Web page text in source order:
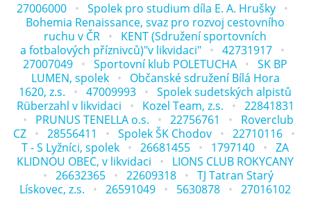
27006000
Spolek pro studium díla E. A. Hrušky
Bohemia Renaissance, svaz pro rozvoj cestovního
ruchu v ČR
KENT (Sdružení sportovních
a fotbalových příznivců)"v likvidaci"
42731917
27007049
Sportovní klub POLETUCHA
SK BP
LUMEN, spolek
Občanské sdružení Bílá Hora
1620, z.s.
47009993
Spolek sudetských alpistů
Rüberzahl v likvidaci
Kozel Team, z.s.
22841831
PRUNUS TENELLA o.s.
22756761
Roverclub
CZ
28556411 Spolek ŠK Chodov
22710116
T - S Lyžníci, spolek
26681455 1797140
ZA
KLIDNOU OBEC, v likvidaci
LIONS CLUB ROKYCANY
26632365
22609318
TJ Tatran Starý
Lískovec, z.s.
26591049 5630878 27016102